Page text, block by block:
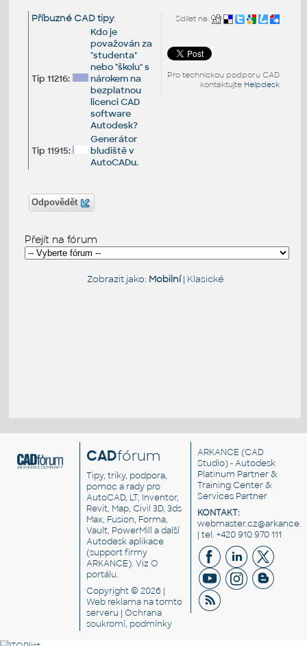
Sdílet na:
Pro technickou podporu CAD
kontaktujte Helpdesk
Příbuzné CAD tipy:
Tip 11216:
Kdo je
považován za
"studenta"
nebo "školu" s
nárokem na
bezplatnou
licenci CAD
software
Autodesk?
Tip 11915:
Generátor
bludiště v
AutoCADu.
Odpovědět
Přejít na fórum
Zobrazit jako: Mobilní| Klasické
CADfórum
Tipy, triky, podpora,
pomoc a rady pro
AutoCAD, LT, Inventor,
Revit, Map, Civil 3D, 3ds
Max, Fusion, Forma,
Vault, PowerMill a další
Autodesk aplikace
(support firmy
ARKANCE). VizO
portálu.
Copyright © 2026 |
Web reklama na tomto
serveru |Ochrana
soukromí, podmínky
ARKANCE (CAD
Studio) - Autodesk
Platinum Partner &
Training Center &
Services Partner
KONTAKT:
| tel. +420 910 970 111